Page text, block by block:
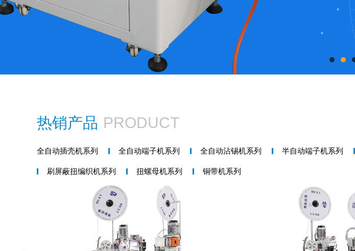
热销产品 PRODUCT
全自动插壳机系列 全自动端子机系列 全自动沾锡机系列 半自动端子机系列
刷屏蔽扭编织机系列 扭螺母机系列 铜带机系列